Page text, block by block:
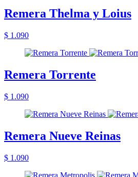
Remera Thelma y Loius
$ 1.090
Remera Torrente
$ 1.090
Remera Nueve Reinas
$ 1.090